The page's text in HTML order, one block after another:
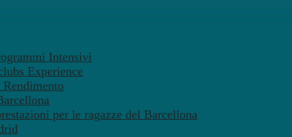
Intensivi
Experience
per le ragazze del Barcellona